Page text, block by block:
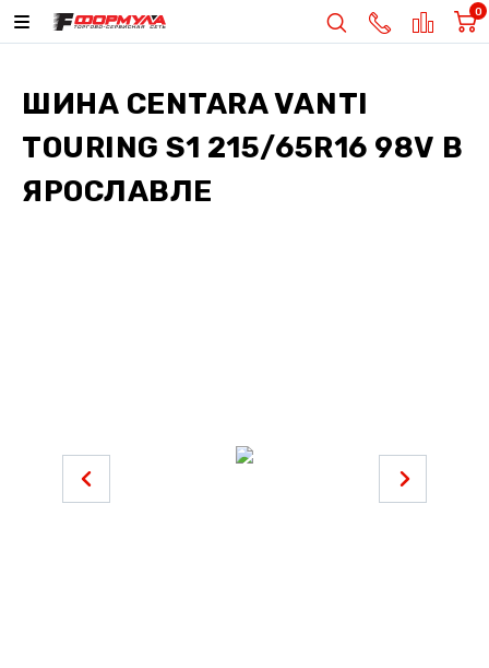
0
ШИНА CENTARA VANTI
TOURING S1 215/65R16 98V В
ЯРОСЛАВЛЕ